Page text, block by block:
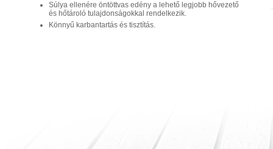
Súlya ellenére öntöttvas edény a lehető legjobb hővezető
és hőtároló tulajdonságokkal rendelkezik.
Könnyű karbantartás és tisztítás.